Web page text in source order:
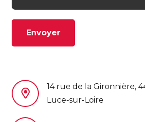
Envoyer
14 rue de la Gironnière,
Luce-sur-Loire